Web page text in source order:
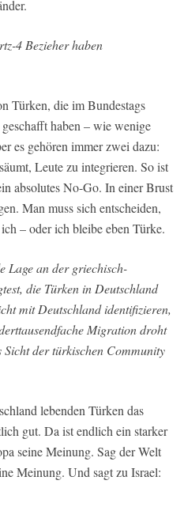
4 Bezieher haben
Türken, die im Bundestags
haben – wie wenige
es gehören immer zwei dazu:
Leute zu integrieren. So ist
absolutes No-Go. In einer Brust
Man muss sich entscheiden,
– oder ich bleibe eben Türke.
Lage an der griechisch-
die Türken in Deutschland
mit Deutschland identifizieren,
Migration droht
der türkischen Community
lebenden Türken das
gut. Da ist endlich ein starker
seine Meinung. Sag der Welt
Meinung. Und sagt zu Israel: